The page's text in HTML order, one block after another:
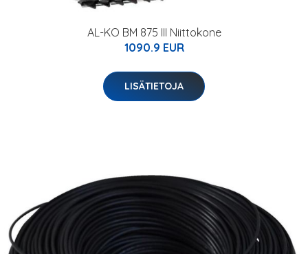
AL-KO BM 875 III Niittokone
1090.9 EUR
LISÄTIETOJA